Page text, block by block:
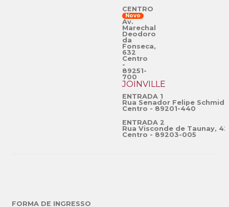
CENTRO
Novo
Av.
Marechal
Deodoro
da
Fonseca,
632
Centro
-
89251-
700
JOINVILLE
ENTRADA 1
Rua Senador Felipe
Centro - 89201-440
ENTRADA 2
Rua Visconde de Taunay,
Centro - 89203-005
FORMA DE INGRESSO